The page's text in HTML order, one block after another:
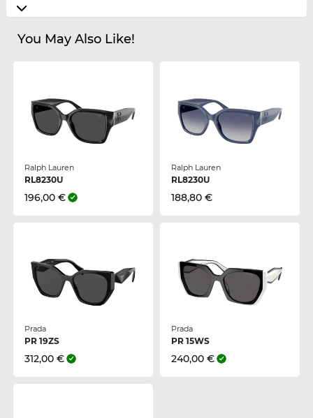
You May Also Like!
Ralph Lauren
RL8230U
196,00 €
Ralph Lauren
RL8230U
188,80 €
Prada
PR 19ZS
312,00 €
Prada
PR 15WS
240,00 €